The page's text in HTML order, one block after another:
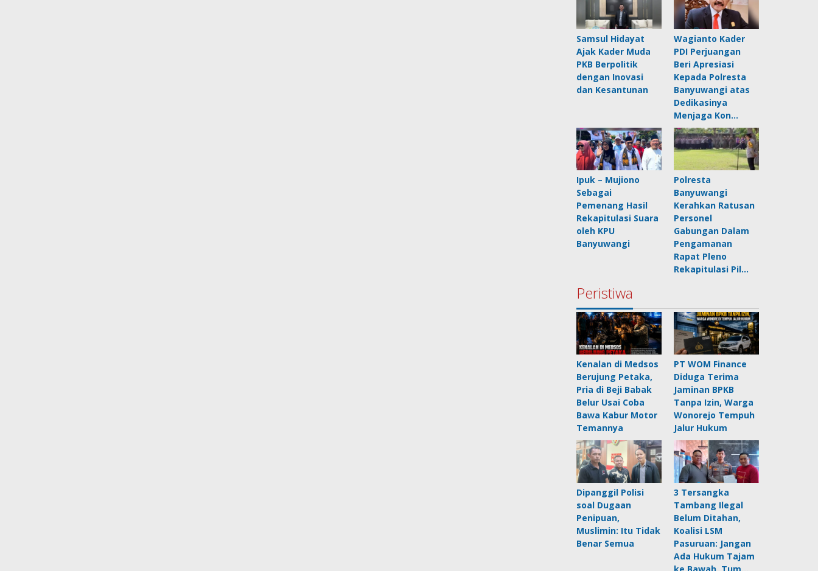
Samsul Hidayat
Ajak Kader Muda
PKB Berpolitik
dengan Inovasi
dan Kesantunan
Wagianto Kader
PDI Perjuangan
Beri Apresiasi
Kepada Polresta
Banyuwangi atas
Dedikasinya
Menjaga Kon…
Ipuk – Mujiono
Sebagai
Pemenang Hasil
Rekapitulasi Suara
oleh KPU
Banyuwangi
Polresta
Banyuwangi
Kerahkan Ratusan
Personel
Gabungan Dalam
Pengamanan
Rapat Pleno
Rekapitulasi Pil…
Peristiwa
Kenalan di Medsos
Berujung Petaka,
Pria di Beji Babak
Belur Usai Coba
Bawa Kabur Motor
Temannya
PT WOM Finance
Diduga Terima
Jaminan BPKB
Tanpa Izin, Warga
Wonorejo Tempuh
Jalur Hukum
Dipanggil Polisi
soal Dugaan
Penipuan,
Muslimin: Itu Tidak
Benar Semua
3 Tersangka
Tambang Ilegal
Belum Ditahan,
Koalisi LSM
Pasuruan: Jangan
Ada Hukum Tajam